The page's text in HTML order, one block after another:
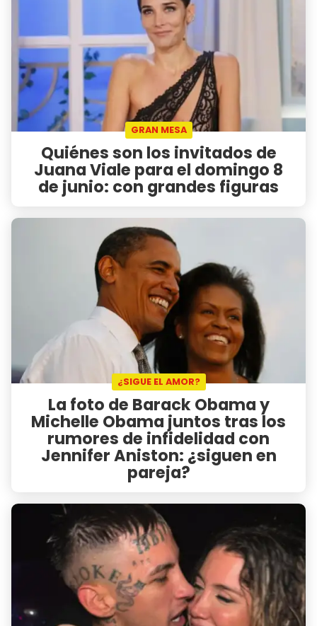
GRAN MESA
Quiénes son los invitados de
Juana Viale para el domingo 8
de junio: con grandes figuras
¿SIGUE EL AMOR?
La foto de Barack Obama y
Michelle Obama juntos tras los
rumores de infidelidad con
Jennifer Aniston: ¿siguen en
pareja?